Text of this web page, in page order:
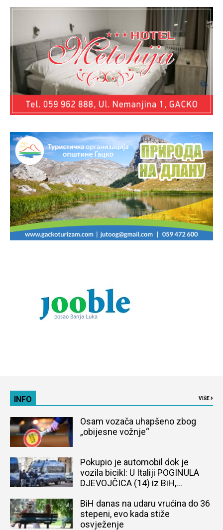
INFO VIŠE
Osam vozača uhapšeno zbog
„obijesne vožnje“
Pokupio je automobil dok je
vozila bicikl: U Italiji POGINULA
DJEVOJČICA (14) iz BiH,
BiH danas na udaru vrućina do 36
stepeni, evo kada stiže
osvježenje